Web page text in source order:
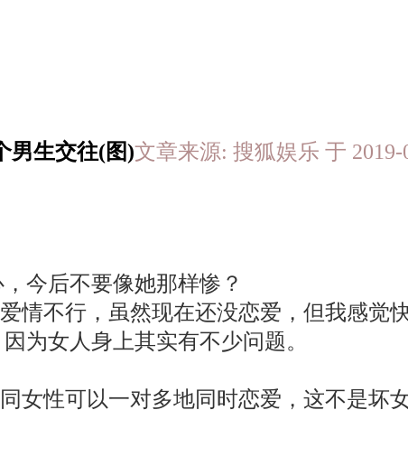
男生交往(图)文章来源: 搜狐娱乐 于
今后不要像她那样惨？
不行，虽然现在还没恋爱，但我感觉
为女人身上其实有不少问题。
性可以一对多地同时恋爱，这不是坏